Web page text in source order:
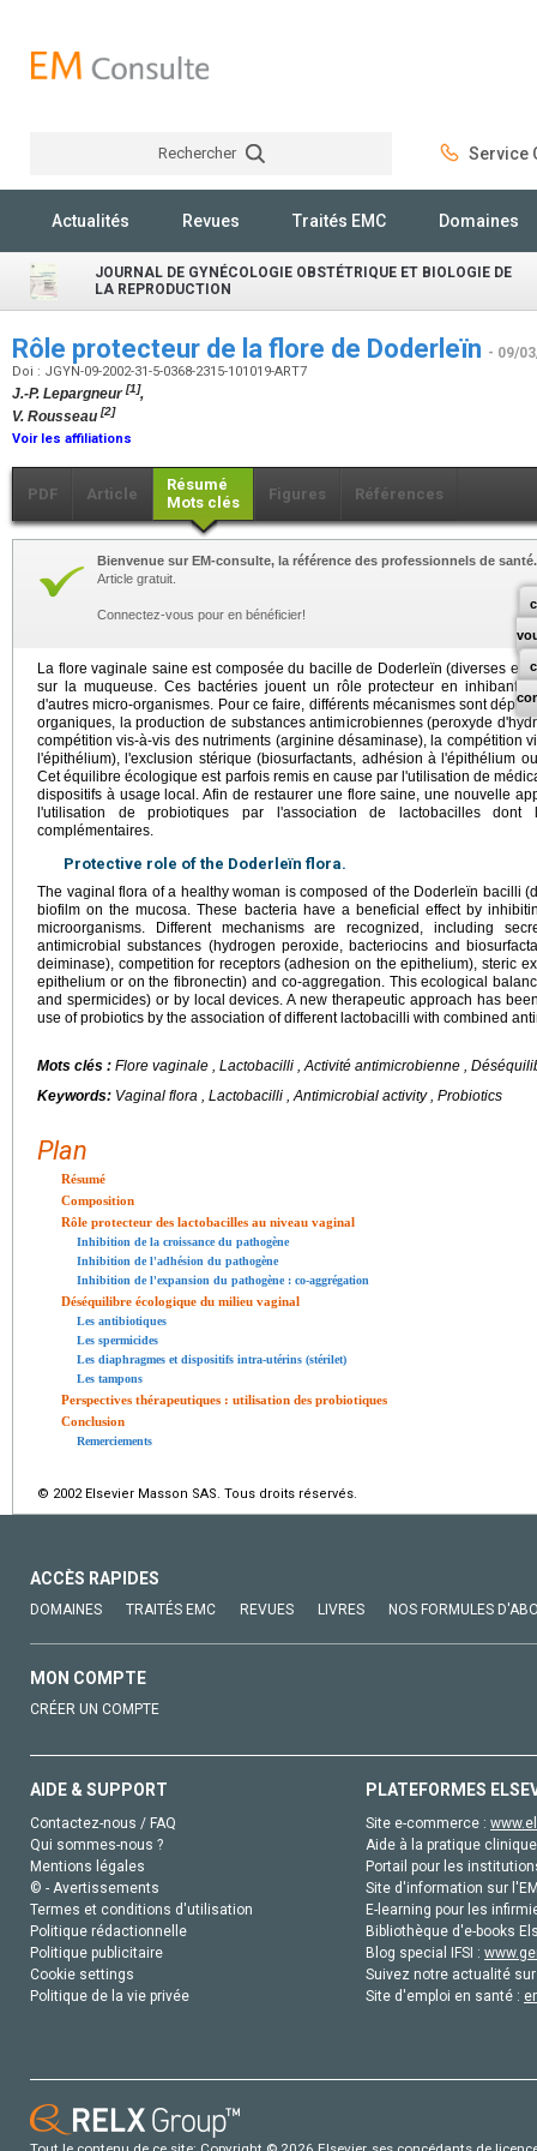
Rechercher Service
Actualités Revues Traités EMC Domaines
JOURNAL DE GYNÉCOLOGIE OBSTÉTRIQUE ET BIOLOGIE DE
LA REPRODUCTION
Rôle protecteur de la flore de Doderleïn - 09/
Doi : JGYN-09-2002-31-5-0368-2315-101019-ART7
J.-P. Lepargneur[1],
V. Rousseau [2]
Voir les affiliations
PDF Article
Résumé
Mots clés
Figures Références
Bienvenue sur EM-consulte, la référence des professionnels de santé.
Article gratuit.
Connectez-vous pour en bénéficier!
La flore vaginale saine est composée du bacille de Doderleïn (diverses
sur la muqueuse. Ces bactéries jouent un rôle protecteur en inhibant
d'autres micro-organismes. Pour ce faire, différents mécanismes sont
organiques, la production de substances antimicrobiennes (peroxyde
compétition vis-à-vis des nutriments (arginine désaminase), la compétition
l'épithélium), l'exclusion stérique (biosurfactants, adhésion à l'épithélium
Cet équilibre écologique est parfois remis en cause par l'utilisation de
dispositifs à usage local. Afin de restaurer une flore saine, une nouvelle
l'utilisation de probiotiques par l'association de lactobacilles dont
complémentaires.
Protective role of the Doderleïn flora.
The vaginal flora of a healthy woman is composed of the Doderleïn bacilli
biofilm on the mucosa. These bacteria have a beneficial effect by
microorganisms. Different mechanisms are recognized, including
antimicrobial substances (hydrogen peroxide, bacteriocins and
deiminase), competition for receptors (adhesion on the epithelium), steric
epithelium or on the fibronectin) and co-aggregation. This ecological
and spermicides) or by local devices. A new therapeutic approach has
use of probiotics by the association of different lactobacilli with combined
Mots clés : Flore vaginale , Lactobacilli , Activité antimicrobienne ,
Keywords: Vaginal flora , Lactobacilli , Antimicrobial activity , Probiotics
Plan
Résumé
Composition
Rôle protecteur des lactobacilles au niveau vaginal
Inhibition de la croissance du pathogène
Inhibition de l'adhésion du pathogène
Inhibition de l'expansion du pathogène : co-aggrégation
Déséquilibre écologique du milieu vaginal
Les antibiotiques
Les spermicides
Les diaphragmes et dispositifs intra-utérins (stérilet)
Les tampons
Perspectives thérapeutiques : utilisation des probiotiques
Conclusion
Remerciements
© 2002 Elsevier Masson SAS. Tous droits réservés.
ACCÈS RAPIDES
DOMAINES TRAITÉS EMC REVUES LIVRES NOS FORMULES
MON COMPTE
CRÉER UN COMPTE
AIDE & SUPPORT
Contactez-nous / FAQ
Qui sommes-nous ?
Mentions légales
© - Avertissements
Termes et conditions d'utilisation
Politique rédactionnelle
Politique publicitaire
Cookie settings
Politique de la vie privée
PLATEFORMES
Site e-commerce :
Aide à la pratique
Portail pour les
Site d'information sur
E-learning pour les
Bibliothèque d'e-books
Blog special IFSI :
Suivez notre actualité
Site d'emploi en santé :